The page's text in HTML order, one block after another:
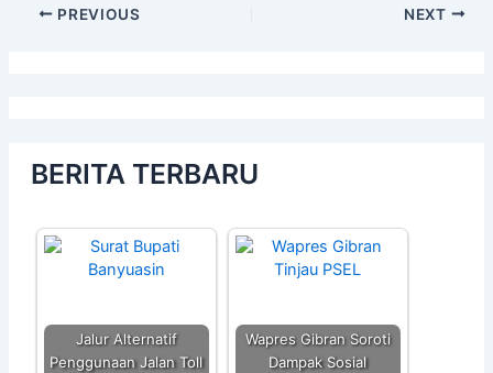
PREVIOUS NEXT
BERITA TERBARU
Jalur Alternatif
Penggunaan Jalan Toll
Wapres Gibran Soroti
Dampak Sosial